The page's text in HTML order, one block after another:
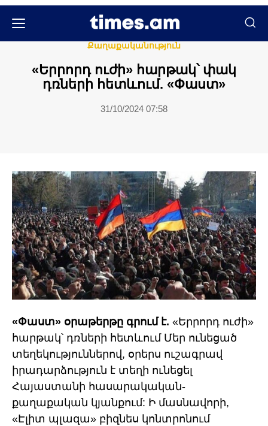
Քաղաքականություն
«Երրորդ ուժի» հարթակ՝ փակ
դռների հետևում. «Փաստ»
31/10/2024 07:58
«Փաստ» օրաթերթը գրում է. «Երրորդ ուժի»
հարթակ՝ դռների հետևում Մեր ունեցած
տեղեկություններով, օրերս ուշագրավ
իրադարձություն է տեղի ունեցել
Հայաստանի հասարակական-
քաղաքական կյանքում: Ի մասնավորի,
«Էլիտ պլազա» բիզնես կոնտրոնում